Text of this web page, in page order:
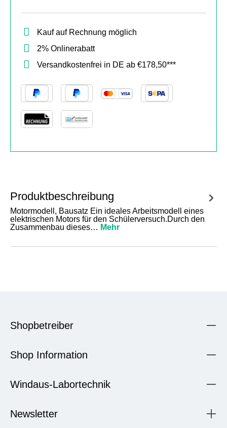
Kauf auf Rechnung möglich
2% Onlinerabatt
Versandkostenfrei in DE ab €178,50***
Produktbeschreibung
Motormodell, Bausatz Ein ideales Arbeitsmodell eines
elektrischen Motors für den Schülerversuch.Durch den
Zusammenbau dieses… Mehr
Shopbetreiber
Shop Information
Windaus-Labortechnik
Newsletter